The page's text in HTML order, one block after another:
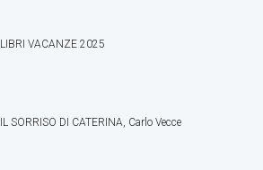
LIBRI VACANZE 2025
IL SORRISO DI CATERINA, Carlo Vecce